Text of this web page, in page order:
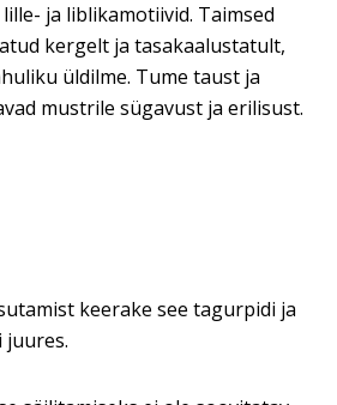
ja liblikamotiivid. Taimsed
kergelt ja tasakaalustatult,
üldilme. Tume taust ja
mustrile sügavust ja erilisust.
keerake see tagurpidi ja
juures.